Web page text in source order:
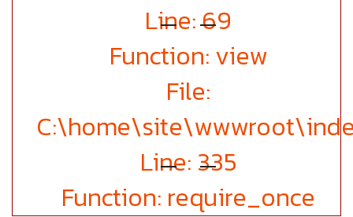
Line: 69
Function: view
File:
Line: 335
Function: require_once